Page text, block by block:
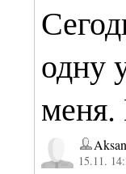
одну
меня.
15.11.